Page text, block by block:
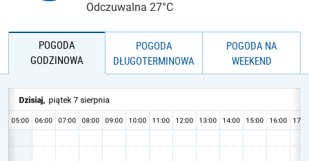
Odczuwalna 27°C
POGODA
GODZINOWA
POGODA
DŁUGOTERMINOWA
POGODA NA
WEEKEND